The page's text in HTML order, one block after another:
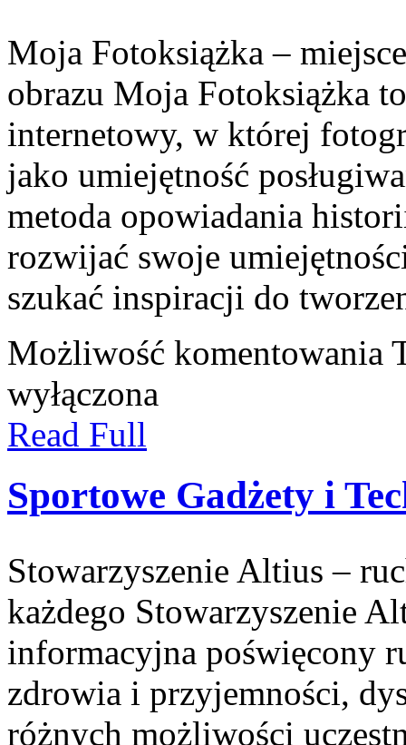
Moja Fotoksiążka –
obrazu Moja Fotoksiążka
internetowy, w której
jako umiejętność
metoda opowiadania
rozwijać swoje
szukać inspiracji do
Możliwość komentowania
wyłączona
Read Full
Sportowe Gadżety i
Stowarzyszenie Altius –
każdego Stowarzyszenie
informacyjna poświęcony
zdrowia i przyjemności,
różnych możliwości